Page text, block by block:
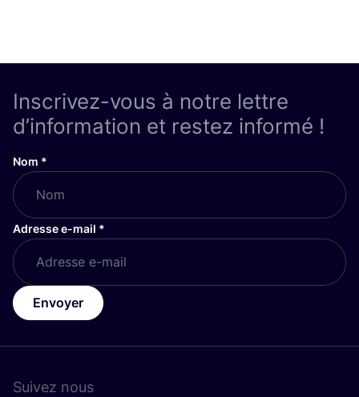
Inscrivez-vous à notre lettre
d’information et restez informé !
Nom *
Adresse e-mail *
Envoyer
Suivez nous